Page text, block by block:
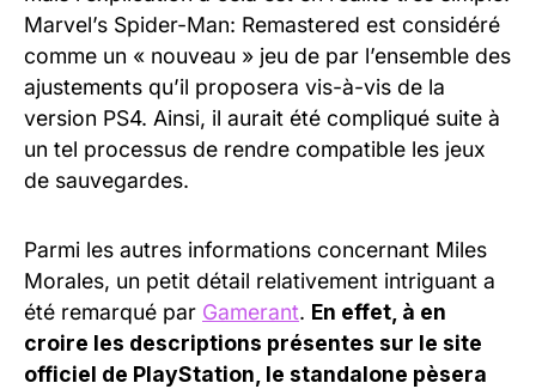
Marvel’s Spider-Man: Remastered est considéré
comme un « nouveau » jeu de par l’ensemble des
ajustements qu’il proposera vis-à-vis de la
version PS4. Ainsi, il aurait été compliqué suite à
un tel processus de rendre compatible les jeux
de sauvegardes.
Parmi les autres informations concernant Miles
Morales, un petit détail relativement intriguant a
été remarqué par Gamerant. En effet, à en
croire les descriptions présentes sur le site
officiel de PlayStation, le standalone pèsera